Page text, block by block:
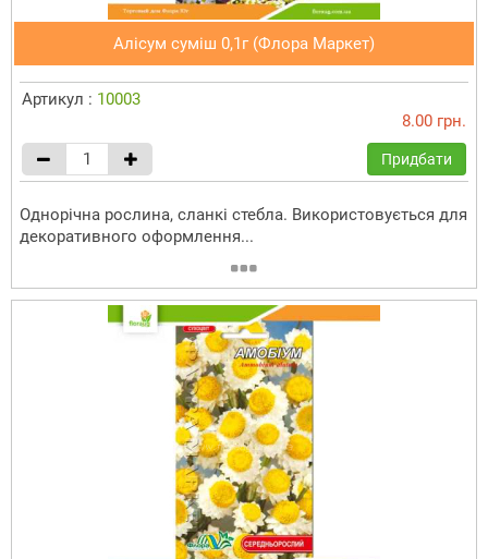
Алісум суміш 0,1г (Флора Маркет)
Артикул : 10003
8.00 грн.
Придбати
Однорічна рослина, сланкі стебла. Використовується для
декоративного оформлення...